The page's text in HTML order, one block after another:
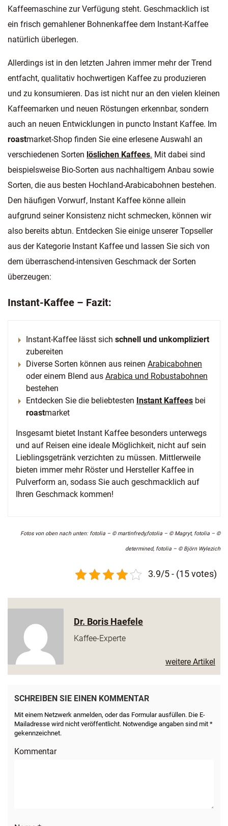
Kaffeemaschine zur Verfügung steht. Geschmacklich ist
ein frisch gemahlener Bohnenkaffee dem Instant-Kaffee
natürlich überlegen.
Allerdings ist in den letzten Jahren immer mehr der Trend
entfacht, qualitativ hochwertigen Kaffee zu produzieren
und zu konsumieren. Das ist nicht nur an den vielen kleinen
Kaffeemarken und neuen Röstungen erkennbar, sondern
auch an neuen Entwicklungen in puncto Instant Kaffee. Im
roastmarket-Shop finden Sie eine erlesene Auswahl an
verschiedenen Sorten löslichen Kaffees. Mit dabei sind
beispielsweise Bio-Sorten aus nachhaltigem Anbau sowie
Sorten, die aus besten Hochland-Arabicabohnen bestehen.
Den häufigen Vorwurf, Instant Kaffee könne allein
aufgrund seiner Konsistenz nicht schmecken, können wir
also bereits abtun. Entdecken Sie einige unserer Topseller
aus der Kategorie Instant Kaffee und lassen Sie sich von
dem überraschend-intensiven Geschmack der Sorten
überzeugen:
Instant-Kaffee – Fazit:
Instant-Kaffee lässt sich schnell und unkompliziert
zubereiten
Diverse Sorten können aus reinen Arabicabohnen
oder einem Blend aus Arabica und Robustabohnen
bestehen
Entdecken Sie die beliebtesten Instant Kaffees bei
roastmarket
Insgesamt bietet Instant Kaffee besonders unterwegs
und auf Reisen eine ideale Möglichkeit, nicht auf sein
Lieblingsgetränk verzichten zu müssen. Mittlerweile
bieten immer mehr Röster und Hersteller Kaffee in
Pulverform an, sodass Sie auch geschmacklich auf
Ihren Geschmack kommen!
Fotos von oben nach unten: fotolia – © martinfredy,fotolia – © Magryt, fotolia – ©
determined, fotolia – © Björn Wylezich
3.9/5 - (15 votes)
Dr. Boris Haefele
Kaffee-Experte
weitere Artikel
SCHREIBEN SIE EINEN KOMMENTAR
Mit einem Netzwerk anmelden, oder das Formular ausfüllen. Die E-
Mailadresse wird nicht veröffentlicht. Notwendige angaben sind mit *
gekennzeichnet.
Kommentar